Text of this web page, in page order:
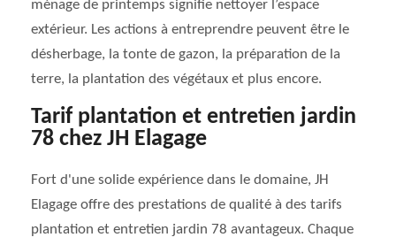
ménage de printemps signifie nettoyer l’espace
extérieur. Les actions à entreprendre peuvent être le
désherbage, la tonte de gazon, la préparation de la
terre, la plantation des végétaux et plus encore.
Tarif plantation et entretien jardin
78 chez JH Elagage
Fort d'une solide expérience dans le domaine, JH
Elagage offre des prestations de qualité à des tarifs
plantation et entretien jardin 78 avantageux. Chaque